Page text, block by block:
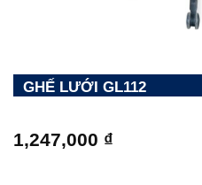
GHẾ LƯỚI GL112
1,247,000 ₫